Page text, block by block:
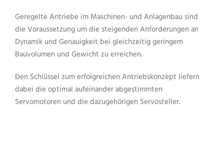
Geregelte Antriebe im Maschinen- und Anlagenbau sind
die Voraussetzung um die steigenden Anforderungen an
Dynamik und Genauigkeit bei gleichzeitig geringem
Bauvolumen und Gewicht zu erreichen.
Den Schlüssel zum erfolgreichen Antriebskonzept liefern
dabei die optimal aufeinander abgestimmten
Servomotoren und die dazugehörigen Servosteller.